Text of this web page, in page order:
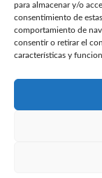
para almacenar y/o
consentimiento de
comportamiento de
consentir o retirar el
características y
Tu
Trabajando para